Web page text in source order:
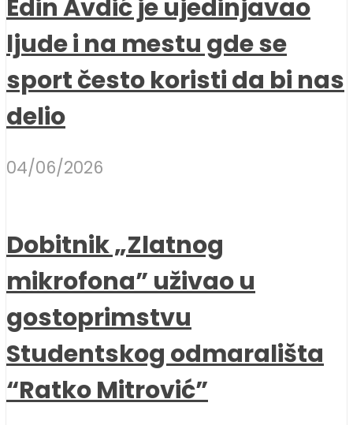
Edin Avdić je ujedinjavao
ljude i na mestu gde se
sport često koristi da bi nas
delio
04/06/2026
Dobitnik „Zlatnog
mikrofona” uživao u
gostoprimstvu
Studentskog odmarališta
“Ratko Mitrović”